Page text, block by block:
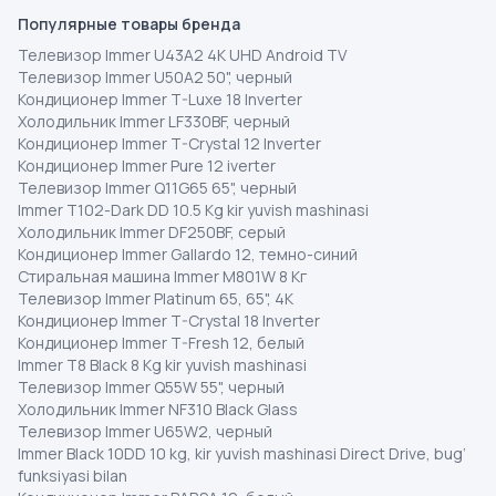
Популярные товары бренда
Телевизор Immer U43A2 4K UHD Android TV
Телевизор Immer U50A2 50", черный
Кондиционер Immer T-Luxe 18 Inverter
Холодильник Immer LF330BF, черный
Кондиционер Immer T-Crystal 12 Inverter
Кондиционер Immer Pure 12 iverter
Телевизор Immer Q11G65 65", черный
Immer T102-Dark DD 10.5 Kg kir yuvish mashinasi
Холодильник Immer DF250BF, серый
Кондиционер Immer Gallardo 12, темно-синий
Стиральная машина Immer M801W 8 Кг
Телевизор Immer Platinum 65, 65", 4K
Кондиционер Immer T-Crystal 18 Inverter
Кондиционер Immer T-Fresh 12, белый
Immer T8 Black 8 Kg kir yuvish mashinasi
Телевизор Immer Q55W 55", черный
Холодильник Immer NF310 Black Glass
Телевизор Immer U65W2, черный
Immer Black 10DD 10 kg, kir yuvish mashinasi Direct Drive, bug‘
funksiyasi bilan